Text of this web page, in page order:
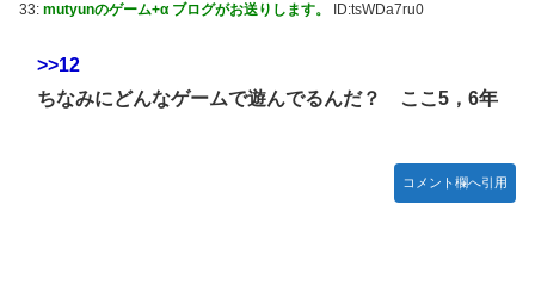
33: mutyunのゲーム+α ブログがお送りします。 ID:tsWDa7ru0
>>12
ちなみにどんなゲームで遊んでるんだ？ ここ5，6年
コメント欄へ引用